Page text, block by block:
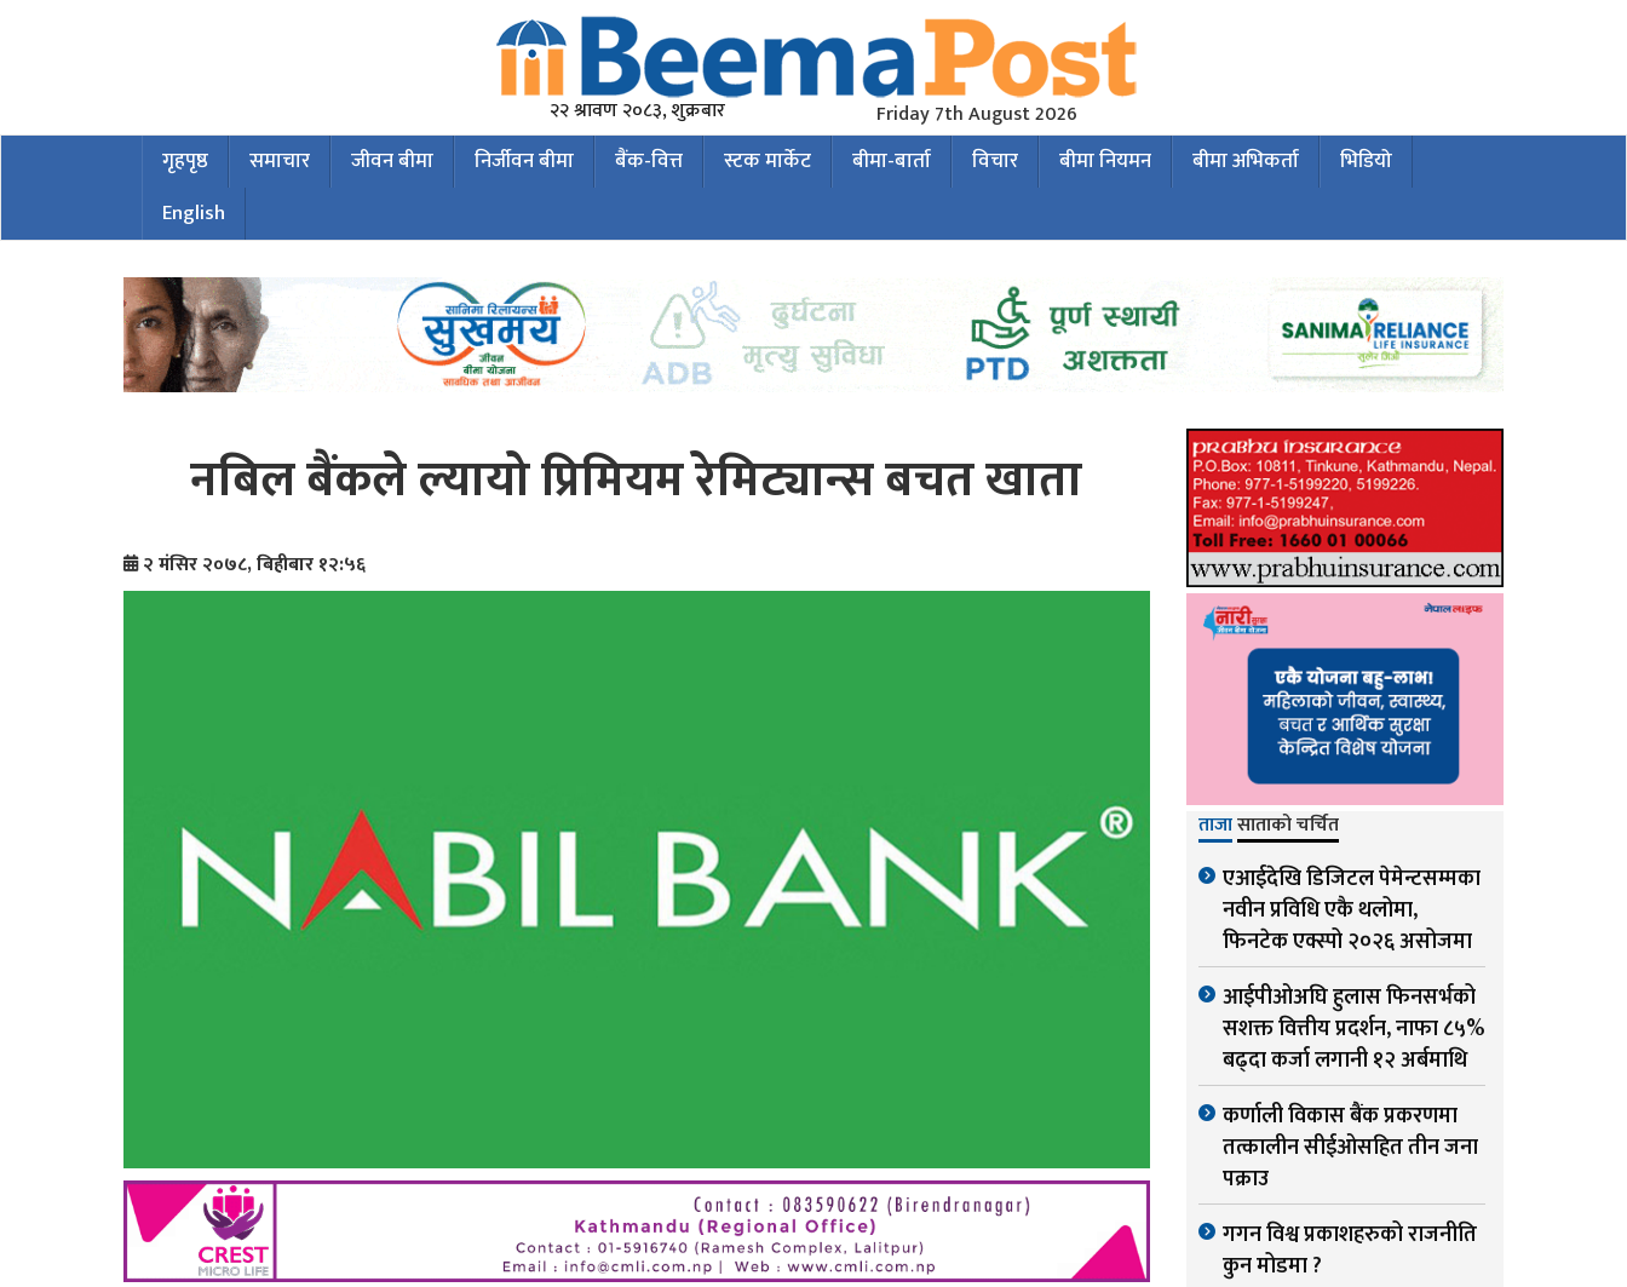
२२ श्रावण २०८३, शुक्रबार Friday 7th August 2026
गृहपृष्ठ समाचार जीवन बीमा निर्जीवन बीमा बैंक-वित्त स्टक मार्केट बीमा-बार्ता विचार बीमा नियमन बीमा अभिकर्ता
भिडियो
English
नबिल बैंकले ल्यायो प्रिमियम रेमिट्यान्स बचत खाता
२ मंसिर २०७८, बिहीबार १२:५६
ताजासाताको चर्चित
एआईदेखि डिजिटल पेमेन्टसम्मका
नवीन प्रविधि एकै थलोमा,
फिनटेक एक्स्पो २०२६ असोजमा
आईपीओअघि हुलास फिनसर्भको
सशक्त वित्तीय प्रदर्शन, नाफा ८५%
बढ्दा कर्जा लगानी १२ अर्बमाथि
कर्णाली विकास बैंक प्रकरणमा
तत्कालीन सीईओसहित तीन जना
पक्राउ
गगन विश्व प्रकाशहरुको राजनीति
कुन मोडमा ?